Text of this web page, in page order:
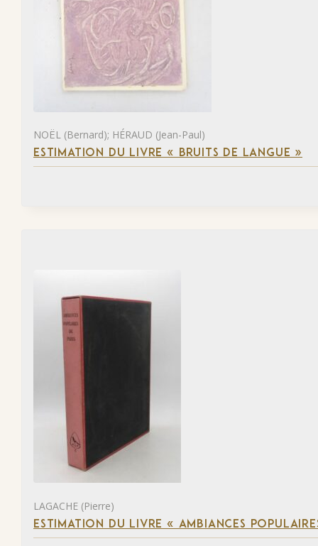
NOËL (Bernard); HÉRAUD (Jean-Paul)
ESTIMATION DU LIVRE « BRUITS DE LANGUE »
LAGACHE (Pierre)
ESTIMATION DU LIVRE « AMBIANCES